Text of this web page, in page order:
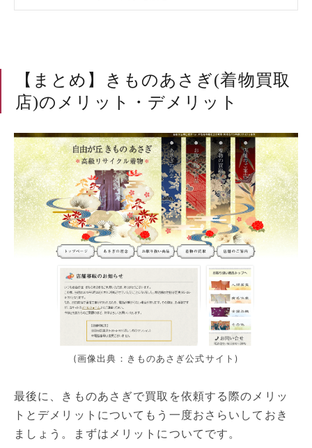
【まとめ】きものあさぎ(着物買取
店)のメリット・デメリット
(画像出典：きものあさぎ公式サイト)
最後に、きものあさぎで買取を依頼する際のメリッ
トとデメリットについてもう一度おさらいしておき
ましょう。まずはメリットについてです。